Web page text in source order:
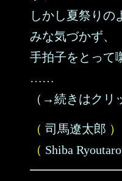
しかし夏祭りの
みな気づかず、
手拍子をとって
……
（→続きはクリ
（ 司馬遼太郎 ）
（ Shiba